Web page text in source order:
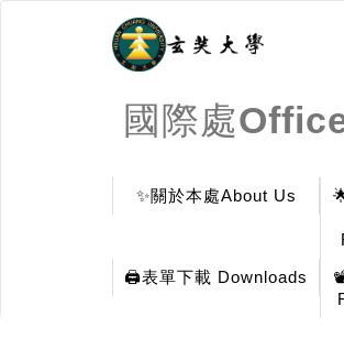
國際處
✨關於本處About Us
🖨️表單下載 Downloads